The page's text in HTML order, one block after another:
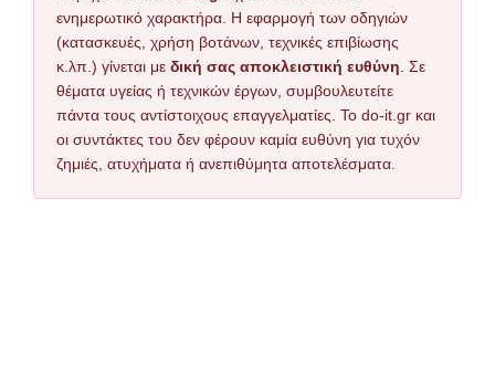
ενημερωτικό χαρακτήρα. Η εφαρμογή των οδηγιών
(κατασκευές, χρήση βοτάνων, τεχνικές επιβίωσης
κ.λπ.) γίνεται με δική σας αποκλειστική ευθύνη . Σε
θέματα υγείας ή τεχνικών έργων, συμβουλευτείτε
πάντα τους αντίστοιχους επαγγελματίες. Το do-it.gr και
οι συντάκτες του δεν φέρουν καμία ευθύνη για τυχόν
ζημιές, ατυχήματα ή ανεπιθύμητα αποτελέσματα.